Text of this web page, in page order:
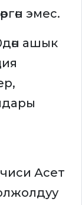
эмес.
ашык
Асет